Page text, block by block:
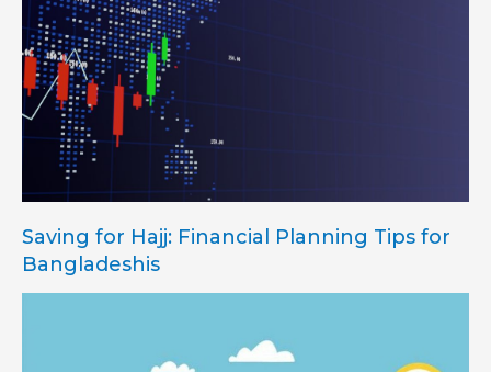
Saving for Hajj: Financial Planning Tips for
Bangladeshis